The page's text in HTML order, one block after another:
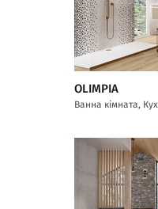
OLIMPIA
Ванна кімната,